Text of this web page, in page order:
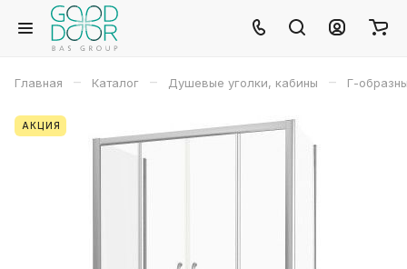
Главная – Каталог – Душевые уголки, кабины – Г-
АКЦИЯ